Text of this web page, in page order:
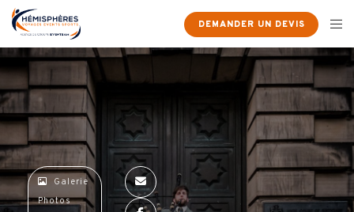
DEMANDER UN DEVIS
Galerie
Photos
×